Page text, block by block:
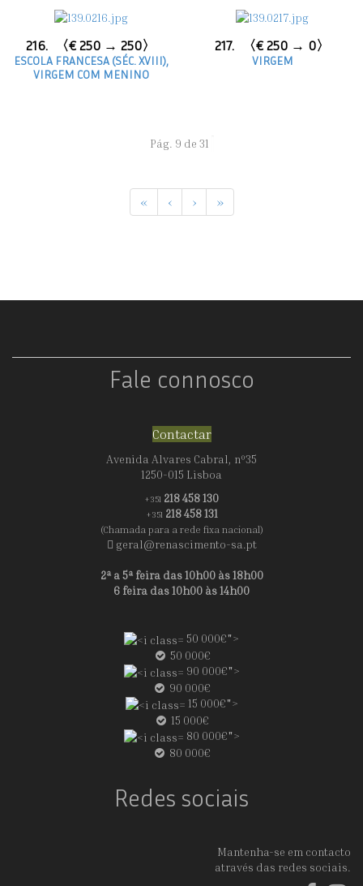
216. 〈€ 250 → 250〉
ESCOLA FRANCESA (SÉC. XVIII),
VIRGEM COM MENINO
217. 〈€ 250 → 0〉
VIRGEM
Pág. 9 de 31
« ‹ › »
Fale connosco
Contactar
Avenida Alvares Cabral, nº35
1250-015 Lisboa
+351 218 458 130
+351 218 458 131
(Chamada para a rede fixa nacional)
geral@renascimento-sa.pt
2ª a 5ª feira das 10h00 às 18h00
6 feira das 10h00 às 14h00
50 000€">
50 000€
90 000€">
90 000€
15 000€">
15 000€
80 000€">
80 000€
Redes sociais
Mantenha-se em contacto
através das redes sociais.